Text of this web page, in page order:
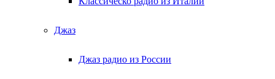
Джаз
Джаз радио из России